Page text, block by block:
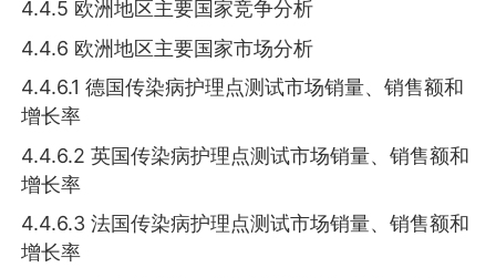
4.4.5 欧洲地区主要国家竞争分析
4.4.6 欧洲地区主要国家市场分析
4.4.6.1 德国传染病护理点测试市场销量、销售额和
增长率
4.4.6.2 英国传染病护理点测试市场销量、销售额和
增长率
4.4.6.3 法国传染病护理点测试市场销量、销售额和
增长率